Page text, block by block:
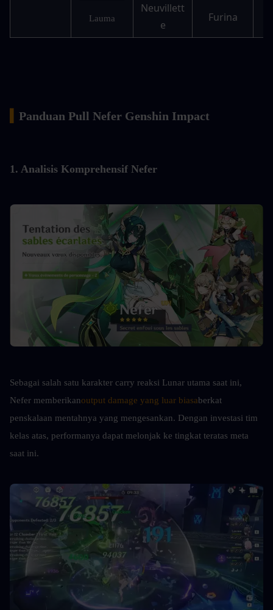
Lauma
Neuvillett
e
Furina
Panduan Pull Nefer Genshin Impact
1. Analisis Komprehensif Nefer
Sebagai salah satu karakter carry reaksi Lunar utama saat ini,
Nefer memberikanoutput damage yang luar biasaberkat
penskalaan mentahnya yang mengesankan. Dengan investasi tim
kelas atas, performanya dapat melonjak ke tingkat teratas meta
saat ini.